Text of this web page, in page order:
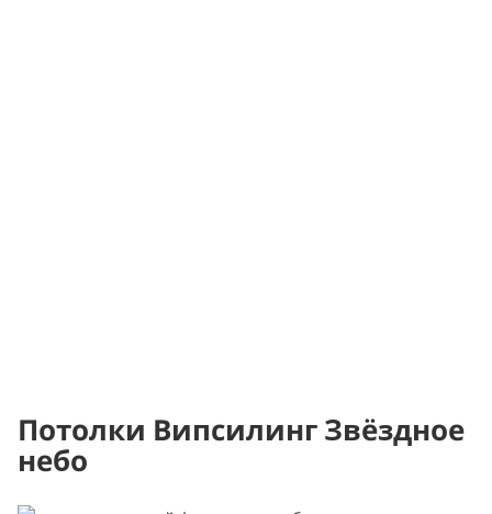
Потолки Випсилинг Звёздное
небо